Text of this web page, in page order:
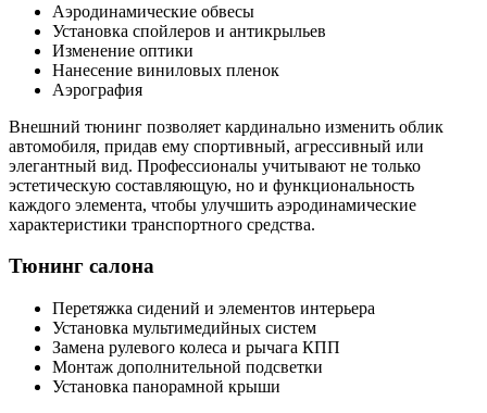
Аэродинамические обвесы
Установка спойлеров и антикрыльев
Изменение оптики
Нанесение виниловых пленок
Аэрография
Внешний тюнинг позволяет кардинально изменить облик
автомобиля, придав ему спортивный, агрессивный или
элегантный вид. Профессионалы учитывают не только
эстетическую составляющую, но и функциональность
каждого элемента, чтобы улучшить аэродинамические
характеристики транспортного средства.
Тюнинг салона
Перетяжка сидений и элементов интерьера
Установка мультимедийных систем
Замена рулевого колеса и рычага КПП
Монтаж дополнительной подсветки
Установка панорамной крыши